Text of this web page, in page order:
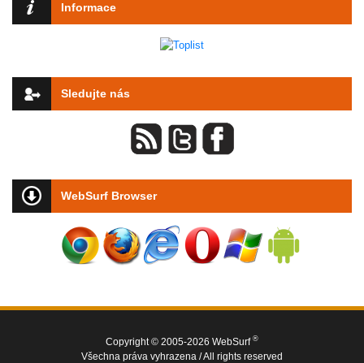
Informace
Sledujte nás
WebSurf Browser
Copyright © 2005-2026 WebSurf ®
Všechna práva vyhrazena / All rights reserved